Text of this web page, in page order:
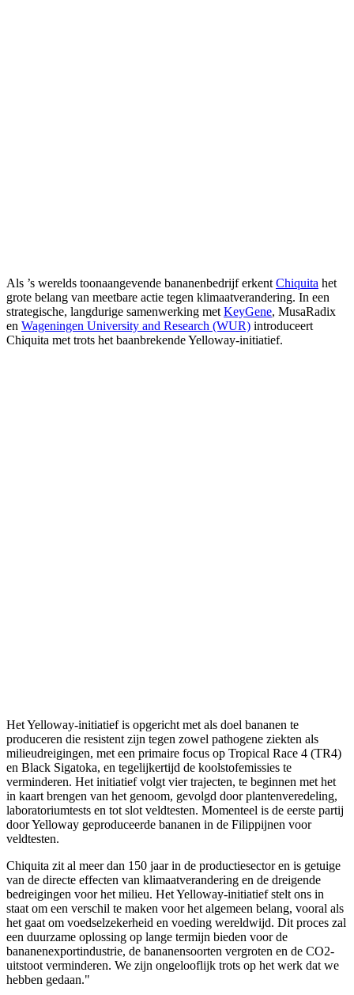
Als ’s werelds toonaangevende bananenbedrijf erkent Chiquita het
grote belang van meetbare actie tegen klimaatverandering. In een
strategische, langdurige samenwerking met KeyGene, MusaRadix
en Wageningen University and Research (WUR) introduceert
Chiquita met trots het baanbrekende Yelloway-initiatief.
Het Yelloway-initiatief is opgericht met als doel bananen te
produceren die resistent zijn tegen zowel pathogene ziekten als
milieudreigingen, met een primaire focus op Tropical Race 4 (TR4)
en Black Sigatoka, en tegelijkertijd de koolstofemissies te
verminderen. Het initiatief volgt vier trajecten, te beginnen met het
in kaart brengen van het genoom, gevolgd door plantenveredeling,
laboratoriumtests en tot slot veldtesten. Momenteel is de eerste partij
door Yelloway geproduceerde bananen in de Filippijnen voor
veldtesten.
Chiquita zit al meer dan 150 jaar in de productiesector en is getuige
van de directe effecten van klimaatverandering en de dreigende
bedreigingen voor het milieu. Het Yelloway-initiatief stelt ons in
staat om een verschil te maken voor het algemeen belang, vooral als
het gaat om voedselzekerheid en voeding wereldwijd. Dit proces zal
een duurzame oplossing op lange termijn bieden voor de
bananenexportindustrie, de bananensoorten vergroten en de CO2-
uitstoot verminderen. We zijn ongelooflijk trots op het werk dat we
hebben gedaan."